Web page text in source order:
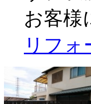
お客様
リフ